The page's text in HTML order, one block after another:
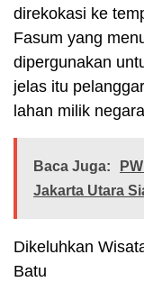
direkokasi ke
Fasum yang
dipergunakan
jelas itu
lahan milik
Baca Juga:
Jakarta Utara
Dikeluhkan
Batu